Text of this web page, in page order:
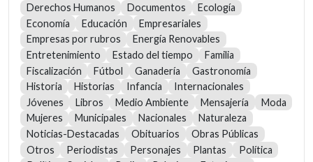
Derechos Humanos
Documentos
Ecología
Economía
Educación
Empresariales
Empresas por rubros
Energía Renovables
Entretenimiento
Estado del tiempo
Familia
Fiscalización
Fútbol Ganadería
Gastronomía
Historia
Historias Infancia
Internacionales
Jóvenes
Libros Medio Ambiente Mensajería
Moda
Mujeres
Municipales Nacionales
Naturaleza
Noticias-Destacadas
Obituarios
Obras Públicas
Otros
Periodistas Personajes Plantas
Política